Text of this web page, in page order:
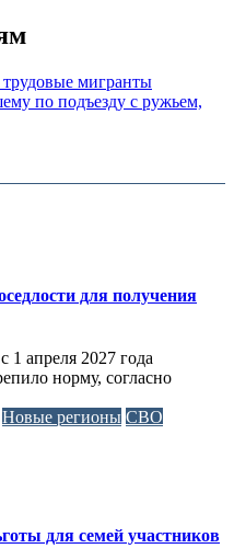
мигранты
по подъезду с ружьем,
для получения
1 апреля 2027 года
норму, согласно
Новые регионы СВО
для семей участников